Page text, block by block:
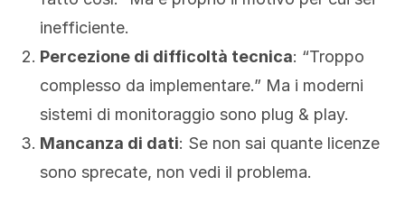
inefficiente.
Percezione di difficoltà tecnica: “Troppo
complesso da implementare.” Ma i moderni
sistemi di monitoraggio sono plug & play.
Mancanza di dati: Se non sai quante licenze
sono sprecate, non vedi il problema.